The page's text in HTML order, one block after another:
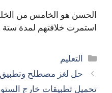
الحسن هو الخامس من
استمرت خلافتهم لمدة ستة
التصنيفات
التعليم
حل لغز مصطلح
تحميل تطبيقات خارج الستور من 5 حروف